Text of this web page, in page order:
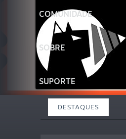
COMUNIDADE
SOBRE
SUPORTE
DESTAQUES